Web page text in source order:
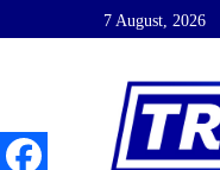
7 August, 2026